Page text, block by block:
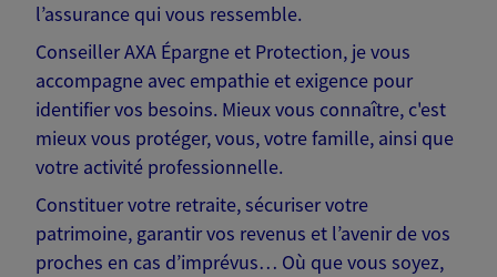
l’assurance qui vous ressemble.
Conseiller AXA Épargne et Protection, je vous
accompagne avec empathie et exigence pour
identifier vos besoins. Mieux vous connaître, c'est
mieux vous protéger, vous, votre famille, ainsi que
votre activité professionnelle.
Constituer votre retraite, sécuriser votre
patrimoine, garantir vos revenus et l’avenir de vos
proches en cas d’imprévus… Où que vous soyez,